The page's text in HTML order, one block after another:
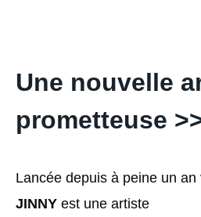
Une nouvelle
prometteuse
Lancée depuis à peine un an
JINNY est une artiste